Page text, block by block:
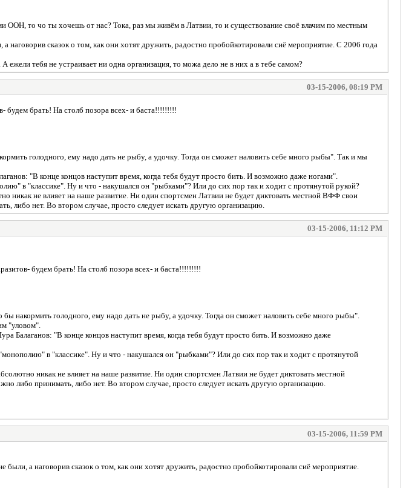
ООН, то чо ты хочешь от нас? Тока, раз мы живём в Латвии, то и существование своё влачим по местным
сказок о том, как они хотят дружить, радостно пробойкотировали сиё мероприятие. С 2006 года
тебя не устраивает ни одна организация, то можа дело не в них а в тебе самом?
03-15-2006, 08:19 PM
будем брать! На столб позора всех- и баста!!!!!!!!!
голодного, ему надо дать не рыбу, а удочку. Тогда он сможет наловить себе много рыбы". Так и мы
"В конце концов наступит время, когда тебя будут просто бить. И возможно даже ногами".
в "классике". Ну и что - накушался он "рыбками"? Или до сих пор так и ходит с протянутой рукой?
никак не влияет на наше развитие. Ни один спортсмен Латвии не будет диктовать местной ВФФ свои
либо нет. Во втором случае, просто следует искать другую организацию.
03-15-2006, 11:12 PM
будем брать! На столб позора всех- и баста!!!!!!!!!
накормить голодного, ему надо дать не рыбу, а удочку. Тогда он сможет наловить себе много рыбы".
"уловом".
Балаганов: "В конце концов наступит время, когда тебя будут просто бить. И возможно даже
в "классике". Ну и что - накушался он "рыбками"? Или до сих пор так и ходит с протянутой
никак не влияет на наше развитие. Ни один спортсмен Латвии не будет диктовать местной
либо принимать, либо нет. Во втором случае, просто следует искать другую организацию.
03-15-2006, 11:59 PM
а наговорив сказок о том, как они хотят дружить, радостно пробойкотировали сиё мероприятие.